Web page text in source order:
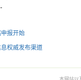
报开始
权威发布渠道